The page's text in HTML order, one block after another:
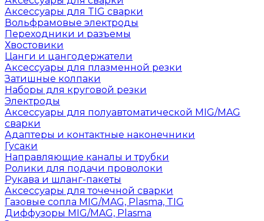
Аксессуары для TIG сварки
Вольфрамовые электроды
Переходники и разъемы
Хвостовики
Цанги и цангодержатели
Аксессуары для плазменной резки
Затишные колпаки
Наборы для круговой резки
Электроды
Аксессуары для полуавтоматической MIG/MAG
сварки
Адаптеры и контактные наконечники
Гусаки
Направляющие каналы и трубки
Ролики для подачи проволоки
Рукава и шланг-пакеты
Аксессуары для точечной сварки
Газовые сопла MIG/MAG, Plasma, TIG
Диффузоры MIG/MAG, Plasma